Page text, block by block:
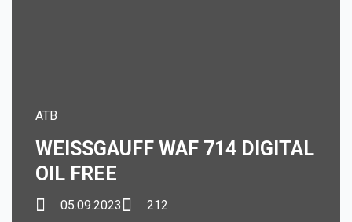
ATB
WEISSGAUFF WAF 714 DIGITAL
OIL FREE
05.09.2023 212